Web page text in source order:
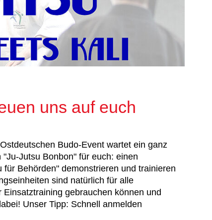
uns auf euch
Budo-Event wartet ein ganz
Jutsu Bonbon" für euch: einen
Behörden" demonstrieren und trainieren
sind natürlich für alle
gebrauchen können und
Unser Tipp: Schnell anmelden